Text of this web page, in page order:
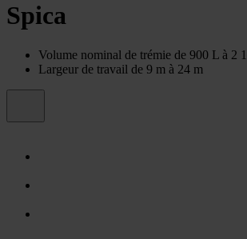
Spica
Volume nominal de trémie de 900 L à 2
Largeur de travail de 9 m à 24 m